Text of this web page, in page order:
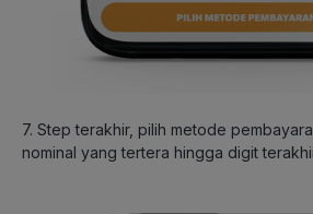
7. Step terakhir, pilih metode
nominal yang tertera hingga digit